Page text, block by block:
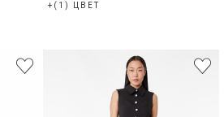
+(1) ЦВЕТ